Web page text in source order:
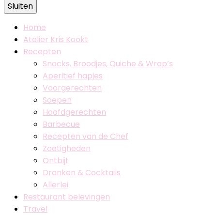
Kris Kookt
Sluiten
Home
Atelier Kris Kookt
Recepten
Snacks, Broodjes, Quiche & Wrap’s
Aperitief hapjes
Voorgerechten
Soepen
Hoofdgerechten
Barbecue
Recepten van de Chef
Zoetigheden
Ontbijt
Dranken & Cocktails
Allerlei
Restaurant belevingen
Travel